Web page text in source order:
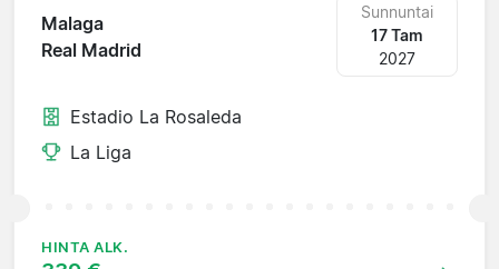
Malaga
Real Madrid
Sunnuntai
17 Tam
2027
Estadio La Rosaleda
La Liga
HINTA ALK.